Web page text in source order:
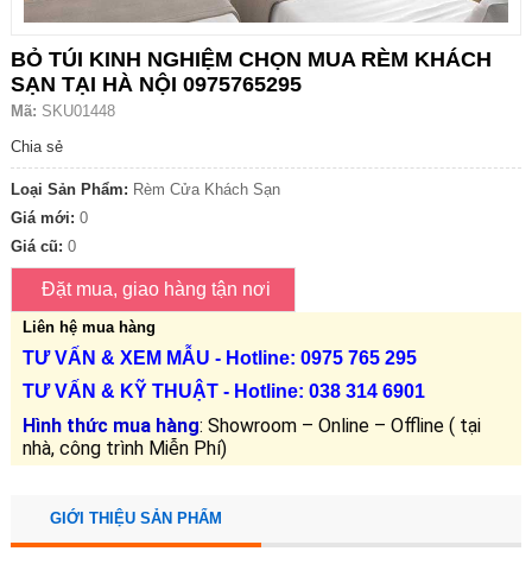
BỎ TÚI KINH NGHIỆM CHỌN MUA RÈM KHÁCH
SẠN TẠI HÀ NỘI 0975765295
Mã: SKU01448
Chia sẻ
Loại Sản Phẩm: Rèm Cửa Khách Sạn
Giá mới: 0
Giá cũ: 0
Liên hệ mua hàng
TƯ VẤN & XEM MẪU - Hotline: 0975 765 295
TƯ VẤN & KỸ THUẬT- Hotline: 038 314 6901
Hình thức mua hàng: Showroom – Online – Offline ( tại
nhà, công trình Miễn Phí)
GIỚI THIỆU SẢN PHẨM